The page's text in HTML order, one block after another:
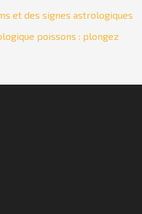
et des signes astrologiques
poissons : plongez